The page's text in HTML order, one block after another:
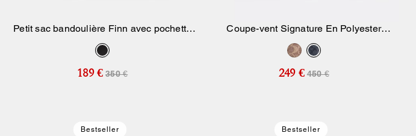
Petit sac bandoulière Finn avec pochette
en toile Signature
189 € 350 €
Ajouter Au Panier
Coupe-vent Signature En Polyester
Recyclé
249 € 450 €
Bestseller Bestseller